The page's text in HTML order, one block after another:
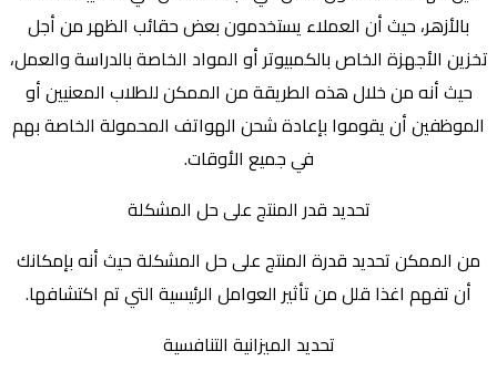
بالأزهر، حيث أن العملاء يستخدمون بعض حقائب الظهر من أجل
تخزين الأجهزة الخاص بالكمبيوتر أو المواد الخاصة بالدراسة والعمل،
حيث أنه من خلال هذه الطريقة من الممكن للطلاب المعنيين أو
الموظفين أن يقوموا بإعادة شحن الهواتف المحمولة الخاصة بهم
في جميع الأوقات.
تحديد قدر المنتج على حل المشكلة
من الممكن تحديد قدرة المنتج على حل المشكلة حيث أنه بإمكانك
أن تفهم اغذا قلل من تأثير العوامل الرئيسية التي تم اكتشافها.
تحديد الميزانية التنافسية